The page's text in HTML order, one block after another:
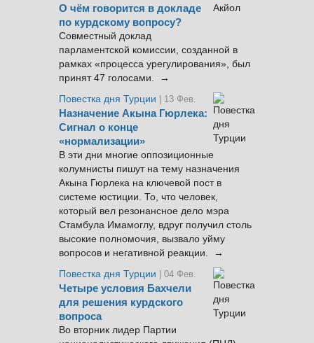
О чём говорится в докладе
по курдскому вопросу?
Совместный доклад
парламентской комиссии, созданной в
рамках «процесса урегулирования», был
принят 47 голосами. →
Повестка дня Турции
| 13 Фев.
Назначение Акына Гюрлека:
Сигнал о конце
«нормализации»
В эти дни многие оппозиционные
колумнисты пишут на тему назначения
Акына Гюрлека на ключевой пост в
системе юстиции. То, что человек,
который вел резонансное дело мэра
Стамбула Имамоглу, вдруг получил столь
высокие полномочия, вызвало уйму
вопросов и негативной реакции. →
Повестка дня Турции
| 04 Фев.
Четыре условия Бахчели
для решения курдского
вопроса
Во вторник лидер Партии